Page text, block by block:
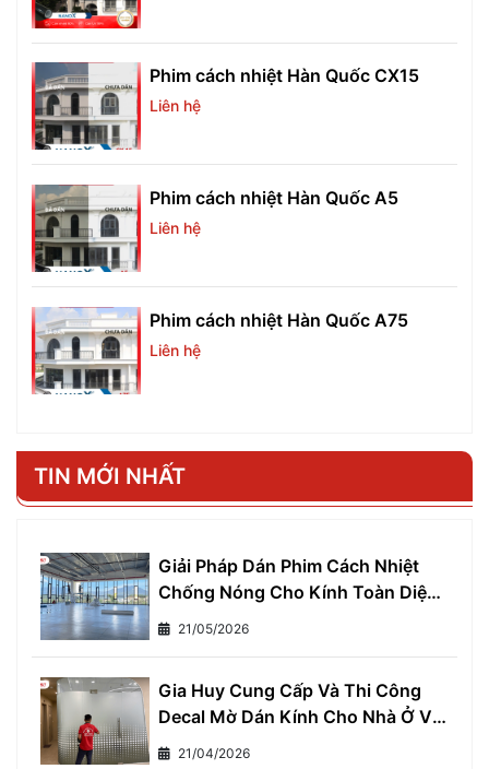
Phim cách nhiệt Hàn Quốc CX15
Liên hệ
Phim cách nhiệt Hàn Quốc A5
Liên hệ
Phim cách nhiệt Hàn Quốc A75
Liên hệ
TIN MỚI NHẤT
Giải Pháp Dán Phim Cách Nhiệt
Chống Nóng Cho Kính Toàn Diện
- Giảm Ngay 7°C, Tiết Kiệm 30%
21/05/2026
Gia Huy Cung Cấp Và Thi Công
Decal Mờ Dán Kính Cho Nhà Ở Và
Văn Phòng
21/04/2026